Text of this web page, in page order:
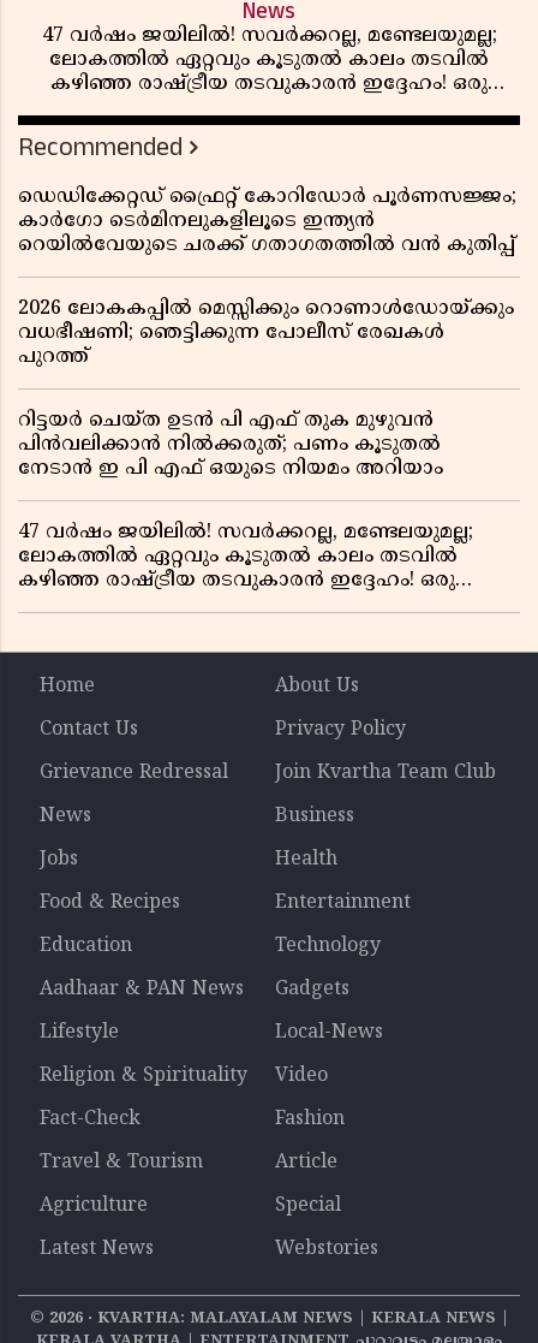
News
47 വർഷം ജയിലിൽ! സവർക്കറല്ല, മണ്ടേലയുമല്ല;
ലോകത്തിൽ ഏറ്റവും കൂടുതൽ കാലം തടവിൽ
കഴിഞ്ഞ രാഷ്ട്രീയ തടവുകാരൻ ഇദ്ദേഹം! ഒരു
Recommended
ഡെഡിക്കേറ്റഡ് ഫ്രൈറ്റ് കോറിഡോർ പൂർണസജ്ജം;
കാർഗോ ടെർമിനലുകളിലൂടെ ഇന്ത്യൻ
റെയിൽവേയുടെ ചരക്ക് ഗതാഗതത്തിൽ വൻ കുതിപ്പ്
2026 ലോകകപ്പിൽ മെസ്സിക്കും റൊണാൾഡോയ്ക്കും
വധഭീഷണി; ഞെട്ടിക്കുന്ന പോലീസ് രേഖകൾ
പുറത്ത്
റിട്ടയർ ചെയ്ത ഉടൻ പി എഫ് തുക മുഴുവൻ
പിൻവലിക്കാൻ നിൽക്കരുത്; പണം കൂടുതൽ
നേടാൻ ഇ പി എഫ് ഒയുടെ നിയമം അറിയാം
47 വർഷം ജയിലിൽ! സവർക്കറല്ല, മണ്ടേലയുമല്ല;
ലോകത്തിൽ ഏറ്റവും കൂടുതൽ കാലം തടവിൽ
കഴിഞ്ഞ രാഷ്ട്രീയ തടവുകാരൻ ഇദ്ദേഹം! ഒരു
Home
About Us
Contact Us
Privacy Policy
Grievance Redressal
Join Kvartha Team Club
News
Business
Jobs
Health
Food & Recipes
Entertainment
Education
Technology
Aadhaar & PAN News
Gadgets
Lifestyle
Local-News
Religion & Spirituality
Video
Fact-Check
Fashion
Travel & Tourism
Article
Agriculture
Special
Latest News
Webstories
© 2026‧ KVARTHA: MALAYALAM NEWS | KERALA NEWS |